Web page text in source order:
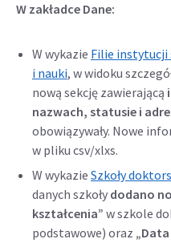
W zakładce Dane:
W wykazie Filie instytucji
i nauki, w widoku
nową sekcję zawierającą
nazwach, statusie i
obowiązywały. Nowe
w pliku csv/xlxs.
W wykazie Szkoły
danych szkoły dodano
kształcenia” w szkole
podstawowe) oraz